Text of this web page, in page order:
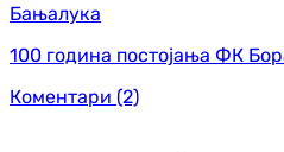
Бањалука
100 година постојања ФК
Коментари (2)